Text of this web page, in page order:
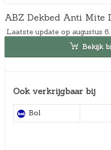
ABZ Dekbed Anti Mite
Laatste update op augustus
Bekijk
Ook verkrijgbaar bij
Bol